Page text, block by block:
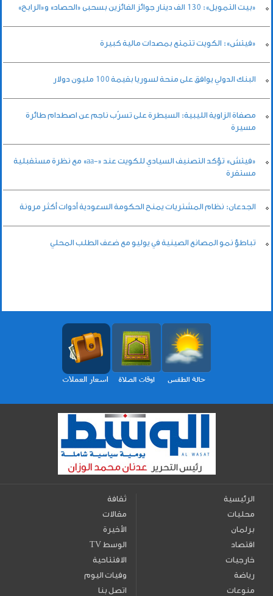
«بيت التمويل»: 130 الف دينار جوائز الفائزين بسحبى «الحصاد» و«الرابح»
«فيتش»: الكويت تتمتع بمصدات مالية كبيرة
البنك الدولي يوافق على منحة لسوريا بقيمة 100 مليون دولار
مصفاة الزاوية الليبية: السيطرة على تسرّب ناجم عن اصطدام طائرة
مسيرة
«فيتش» تؤكد التصنيف السيادي للكويت عند «-aa» مع نظرة مستقبلية
مستقرة
الجدعان: نظام المشتريات يمنح الحكومة السعودية أدوات أكثر مرونة
تباطؤ نمو المصانع الصينية في يوليو مع ضعف الطلب المحلي
الرئيسية
محليات
برلمان
اقتصاد
خارجيات
رياضة
منوعات
ثقافة
مقالات
الأخيرة
TV الوسط
الافتتاحية
وفيات اليوم
اتصل بنا